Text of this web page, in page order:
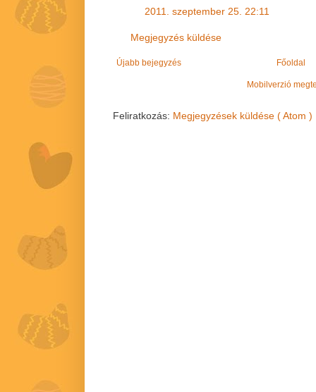
2011. szeptember 25. 22:11
Megjegyzés küldése
Újabb bejegyzés Főoldal
Mobilverzió
Feliratkozás: Megjegyzések küldése ( Atom )